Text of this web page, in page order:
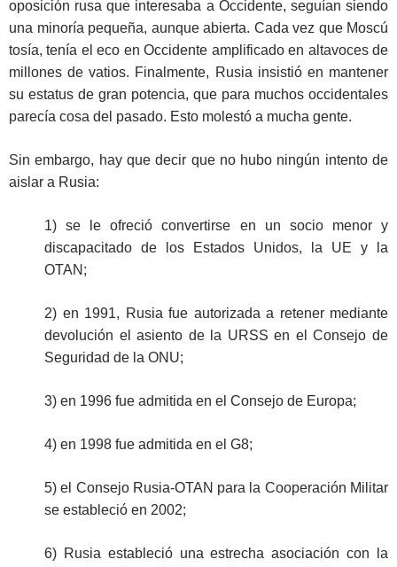
oposición rusa que interesaba a Occidente, seguían siendo
una minoría pequeña, aunque abierta. Cada vez que Moscú
tosía, tenía el eco en Occidente amplificado en altavoces de
millones de vatios. Finalmente, Rusia insistió en mantener
su estatus de gran potencia, que para muchos occidentales
parecía cosa del pasado. Esto molestó a mucha gente.
Sin embargo, hay que decir que no hubo ningún intento de
aislar a Rusia:
1) se le ofreció convertirse en un socio menor y
discapacitado de los Estados Unidos, la UE y la
OTAN;
2) en 1991, Rusia fue autorizada a retener mediante
devolución el asiento de la URSS en el Consejo de
Seguridad de la ONU;
3) en 1996 fue admitida en el Consejo de Europa;
4) en 1998 fue admitida en el G8;
5) el Consejo Rusia-OTAN para la Cooperación Militar
se estableció en 2002;
6) Rusia estableció una estrecha asociación con la